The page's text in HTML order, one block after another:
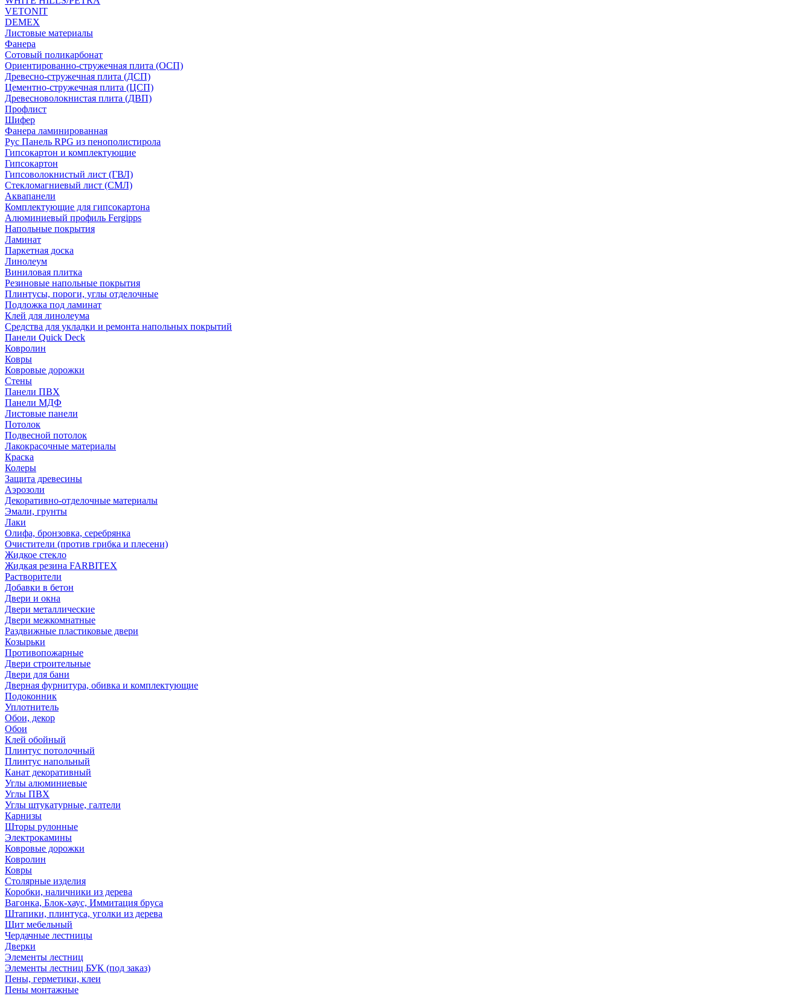
VETONIT
DEMEX
Листовые материалы
Фанера
Сотовый поликарбонат
Ориентированно-стружечная плита (ОСП)
Древесно-стружечная плита (ДСП)
Цементно-стружечная плита (ЦСП)
Древесноволокнистая плита (ДВП)
Профлист
Шифер
Фанера ламинированная
Рус Панель RPG из пенополистирола
Гипсокартон и комплектующие
Гипсокартон
Гипсоволокнистый лист (ГВЛ)
Стекломагниевый лист (СМЛ)
Аквапанели
Комплектующие для гипсокартона
Алюминиевый профиль Fergipps
Напольные покрытия
Ламинат
Паркетная доска
Линолеум
Виниловая плитка
Резиновые напольные покрытия
Плинтусы, пороги, углы отделочные
Подложка под ламинат
Клей для линолеума
Средства для укладки и ремонта напольных покрытий
Панели Quick Deck
Ковролин
Ковры
Ковровые дорожки
Стены
Панели ПВХ
Панели МДФ
Листовые панели
Потолок
Подвесной потолок
Лакокрасочные материалы
Краска
Колеры
Защита древесины
Аэрозоли
Декоративно-отделочные материалы
Эмали, грунты
Лаки
Олифа, бронзовка, серебрянка
Очистители (против грибка и плесени)
Жидкое стекло
Жидкая резина FARBITEX
Растворители
Добавки в бетон
Двери и окна
Двери металлические
Двери межкомнатные
Раздвижные пластиковые двери
Козырьки
Противопожарные
Двери строительные
Двери для бани
Дверная фурнитура, обивка и комплектующие
Подоконник
Уплотнитель
Обои, декор
Обои
Клей обойный
Плинтус потолочный
Плинтус напольный
Канат декоративный
Углы алюминиевые
Углы ПВХ
Углы штукатурные, галтели
Карнизы
Шторы рулонные
Электрокамины
Ковровые дорожки
Ковролин
Ковры
Столярные изделия
Коробки, наличники из дерева
Вагонка, Блок-хаус, Иммитация бруса
Штапики, плинтуса, уголки из дерева
Щит мебельный
Чердачные лестницы
Дверки
Элементы лестниц
Элементы лестниц БУК (под заказ)
Пены, герметики, клеи
Пены монтажные